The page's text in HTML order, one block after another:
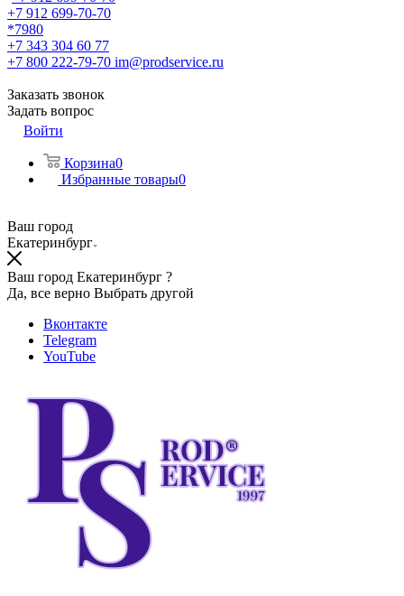
+7 912 699-70-70
*7980
+7 343 304 60 77
+7 800 222-79-70 im@prodservice.ru
Заказать звонок
Задать вопрос
Войти
Корзина0
Избранные товары0
Ваш город
Екатеринбург
Ваш город Екатеринбург ?
Да, все верно Выбрать другой
Вконтакте
Telegram
YouTube